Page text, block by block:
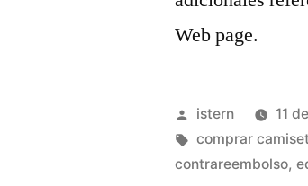
Web page.
Publicado
por
istern 11
Etiquetas:
comprar
contrareembolso,